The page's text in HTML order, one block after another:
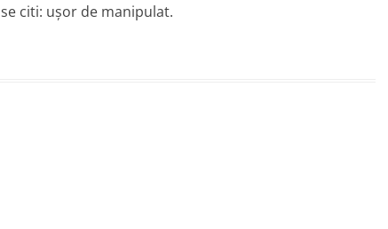
citi: uşor de manipulat.